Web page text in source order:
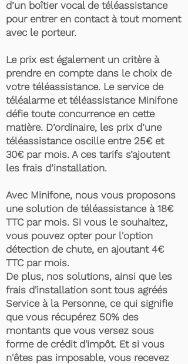
d’un boîtier vocal de téléassistance
pour entrer en contact à tout moment
avec le porteur.
Le prix est également un critère à
prendre en compte dans le choix de
votre téléassistance. Le service de
téléalarme et téléassistance Minifone
défie toute concurrence en cette
matière. D’ordinaire, les prix d’une
téléassistance oscille entre 25€ et
30€ par mois. A ces tarifs s’ajoutent
les frais d’installation.
Avec Minifone, nous vous proposons
une solution de téléassistance à 18€
TTC par mois. Si vous le souhaitez,
vous pouvez opter pour l'option
détection de chute, en ajoutant 4€
TTC par mois.
De plus, nos solutions, ainsi que les
frais d'installation sont tous agréés
Service à la Personne, ce qui signifie
que vous récupérez 50% des
montants que vous versez sous
forme de crédit d'impôt. Et si vous
n'êtes pas imposable, vous recevez